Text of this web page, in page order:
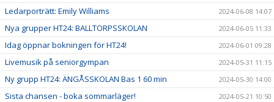
Ledarporträtt: Emily Williams 2024-06-08 14:07
Nya grupper HT24: BALLTORPSSKOLAN 2024-06-05 11:33
Idag öppnar bokningen för HT24! 2024-06-01 09:28
Livemusik på seniorgympan 2024-05-31 11:15
Ny grupp HT24: ÄNGÅSSKOLAN Bas 1 60 min 2024-05-30 14:00
Sista chansen - boka sommarläger! 2024-05-21 10:50